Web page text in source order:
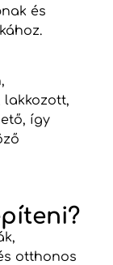
és
lakkozott,
így
otthonos